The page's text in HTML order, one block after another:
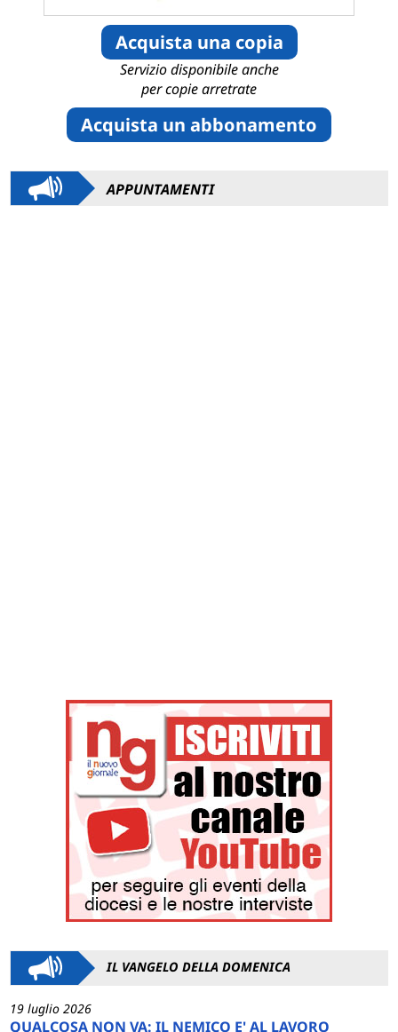
Acquista una copia
Servizio disponibile anche
per copie arretrate
Acquista un abbonamento
APPUNTAMENTI
IL VANGELO DELLA DOMENICA
19 luglio 2026
QUALCOSA NON VA: IL NEMICO E' AL LAVORO